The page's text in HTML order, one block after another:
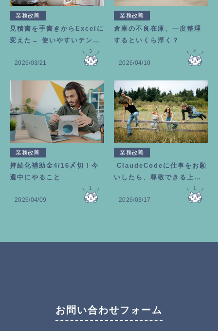
業務改善
見積書を手書きからExcelに
変えた→ 使いやすいテンプ
2026/03/21
3
業務改善
倉庫の不良在庫、一度整理
するといくら浮く？
2026/04/10
4
業務改善
持続化補助金4/16〆切！今
週中にやること
2026/04/09
1
業務改善
ClaudeCodeに仕事をお願
いしたら、尊敬できる上司
2026/03/17
1
お問い合わせフォーム